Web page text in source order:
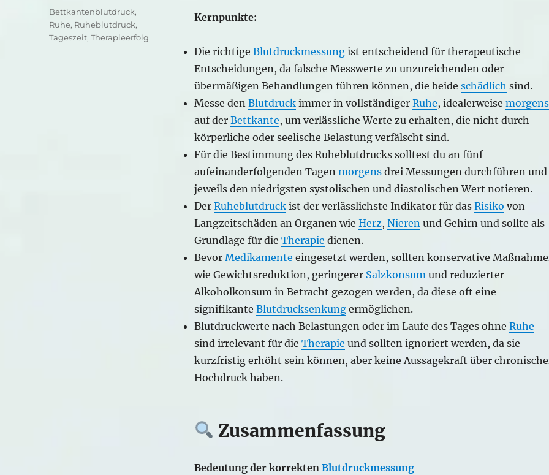
Kernpunkte:
Die richtige Blutdruckmessungist entscheidend für therapeutische
Entscheidungen, da falsche Messwerte zu unzureichenden oder
übermäßigen Behandlungen führen können, die beide schädlich sind.
Messe den Blutdruckimmer in vollständiger Ruhe, idealerweise morgens
auf der Bettkante, um verlässliche Werte zu erhalten, die nicht durch
körperliche oder seelische Belastung verfälscht sind.
Für die Bestimmung des Ruheblutdrucks solltest du an fünf
aufeinanderfolgenden Tagen morgensdrei Messungen durchführen und
jeweils den niedrigsten systolischen und diastolischen Wert notieren.
Der Ruheblutdruckist der verlässlichste Indikator für das Risiko von
Langzeitschäden an Organen wie Herz, Nieren und Gehirn und sollte als
Grundlage für die Therapie dienen.
Bevor Medikamente eingesetzt werden, sollten konservative
wie Gewichtsreduktion, geringerer Salzkonsum und reduzierter
Alkoholkonsum in Betracht gezogen werden, da diese oft eine
signifikante Blutdrucksenkungermöglichen.
Blutdruckwerte nach Belastungen oder im Laufe des Tages ohne Ruhe
sind irrelevant für die Therapie und sollten ignoriert werden, da sie
kurzfristig erhöht sein können, aber keine Aussagekraft über
Hochdruck haben.
Zusammenfassung
Bedeutung der korrekten Blutdruckmessung
Schlagwörter
Bettkantenblutdruck,
Ruhe, Ruheblutdruck,
Tageszeit,Therapieerfolg